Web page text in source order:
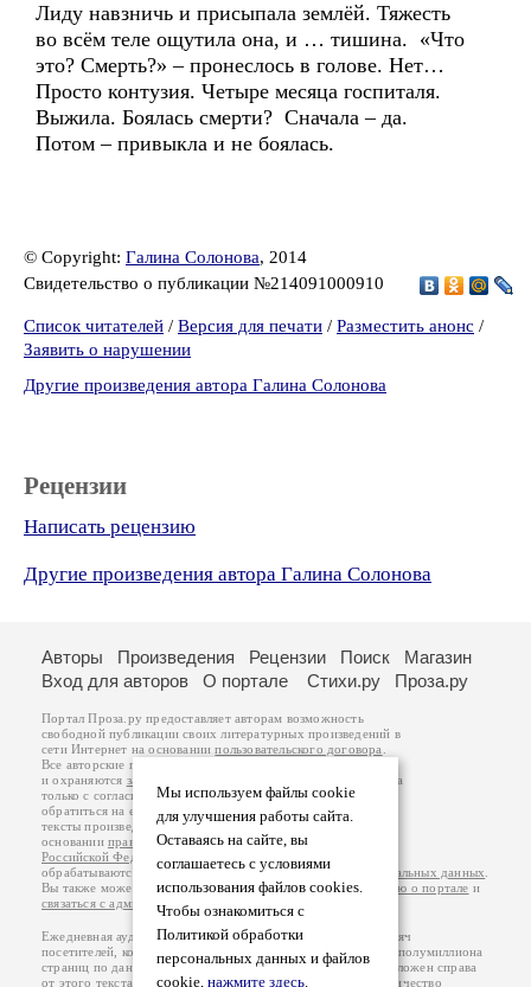
Лиду навзничь и присыпала землёй. Тяжесть
во всём теле ощутила она, и … тишина. «Что
это? Смерть?» – пронеслось в голове. Нет…
Просто контузия. Четыре месяца госпиталя.
Выжила. Боялась смерти? Сначала – да.
Потом – привыкла и не боялась.
© Copyright: Галина Солонова, 2014
Свидетельство о публикации №214091000910
Список читателей / Версия для печати / Разместить анонс /
Заявить о нарушении
Другие произведения автора Галина Солонова
Рецензии
Написать рецензию
Другие произведения автора Галина Солонова
Мы используем файлы cookie
для улучшения работы сайта.
Оставаясь на сайте, вы
соглашаетесь с условиями
использования файлов cookies.
Чтобы ознакомиться с
Политикой обработки
персональных данных и файлов
cookie, нажмите здесь.
Авторы Произведения Рецензии Поиск
Магазин
Вход для авторов
О портале Стихи.ру Проза.ру
Портал Проза.ру предоставляет авторам возможность
свободной публикации своих литературных произведений в
сети Интернет на основаниипользовательского договора
Все авторские права на произведения принадлежат авторам
и охраняются законом
. Перепечатка произведений возможна
только с согласия его автора, к которому вы можете
обратиться на его авторской странице. Ответственность за
тексты произведений авторы несут самостоятельно на
основанииправил публикацииизаконодательства
Российской Федерации
обрабатываются на основанииПолитики обработки персональных данных
Вы также можете посмотреть более подробнуюинформацию о портале и
связаться с администрацией
Ежедневная аудитория портала Проза.ру – порядка 100 тысяч
посетителей, которые в общей сумме просматривают более полумиллиона
страниц по данным счетчика посещаемости, который расположен справа
от этого текста. В каждой графе указано по две цифры: количество